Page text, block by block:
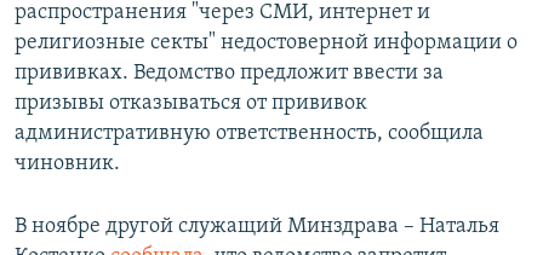
распространения "через СМИ, интернет и
религиозные секты" недостоверной информации о
прививках. Ведомство предложит ввести за
призывы отказываться от прививок
административную ответственность, сообщила
чиновник.
В ноябре другой служащий Минздрава – Наталья